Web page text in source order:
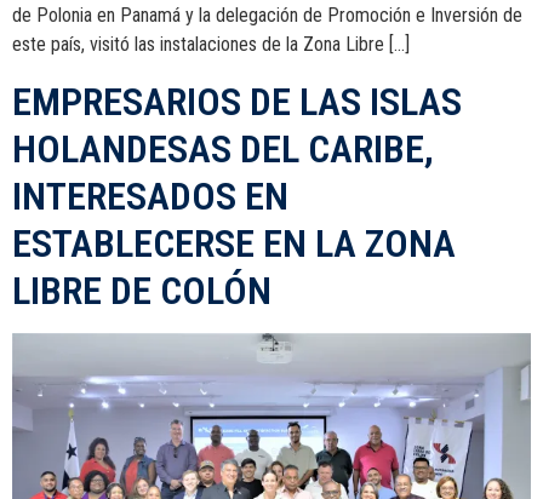
de Polonia en Panamá y la delegación de Promoción e Inversión de
este país, visitó las instalaciones de la Zona Libre […]
EMPRESARIOS DE LAS ISLAS
HOLANDESAS DEL CARIBE,
INTERESADOS EN
ESTABLECERSE EN LA ZONA
LIBRE DE COLÓN